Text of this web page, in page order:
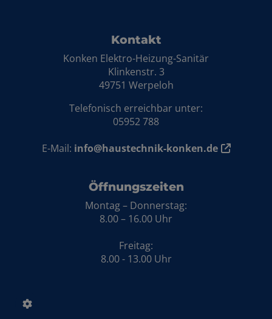
Kontakt
Konken Elektro-Heizung-Sanitär
Klinkenstr. 3
49751 Werpeloh
Telefonisch erreichbar unter:
05952 788
E-Mail: info@haustechnik-konken.de
Öffnungszeiten
Montag – Donnerstag:
8.00 – 16.00 Uhr
Freitag:
8.00 - 13.00 Uhr